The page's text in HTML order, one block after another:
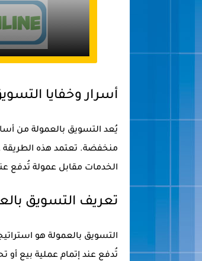
أسرار وخفايا
يُعد التسويق بالعمولة من
منخفضة. تعتمد هذه الطريقة
الخدمات مقابل عمولة تُدفع
تعريف التسويق
التسويق بالعمولة هو
تُدفع عند إتمام عملية بيع